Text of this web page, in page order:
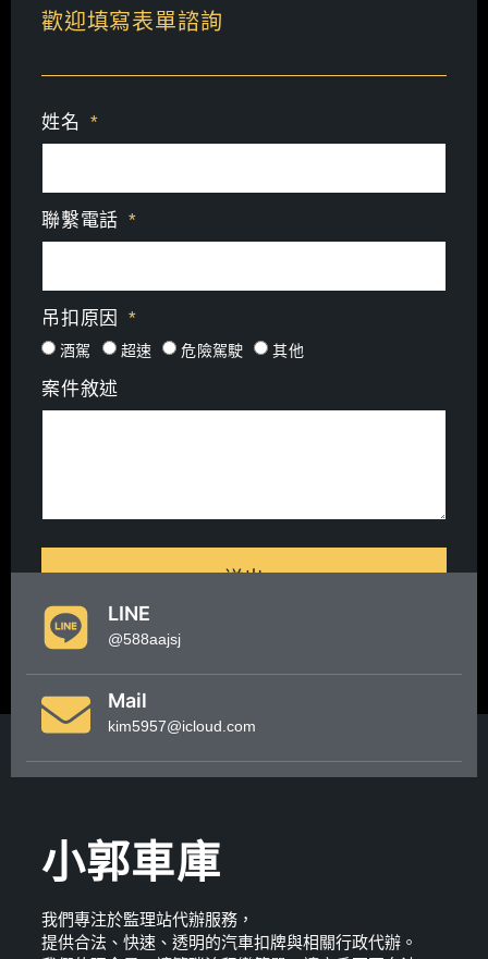
歡迎填寫表單諮詢
姓名
聯繫電話
吊扣原因
酒駕 超速 危險駕駛 其他
案件敘述
送出
LINE
@588aajsj
Mail
kim5957@icloud.com
小郭車庫
我們專注於監理站代辦服務，
提供合法、快速、透明的汽車扣牌與相關行政代辦。